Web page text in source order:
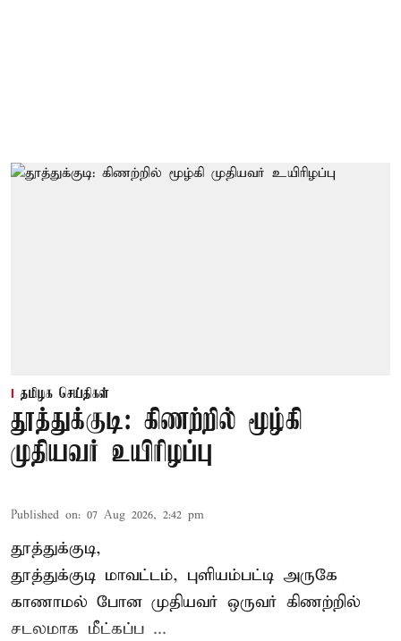
தமிழக செய்திகள்
தூத்துக்குடி: கிணற்றில் மூழ்கி
முதியவர் உயிரிழப்பு
Published on: 07 Aug 2026, 2:42 pm
தூத்துக்குடி,
தூத்துக்குடி மாவட்டம், புளியம்பட்டி அருகே
காணாமல் போன முதியவர் ஒருவர் கிணற்றில்
சடலமாக மீட்கப்ப ...